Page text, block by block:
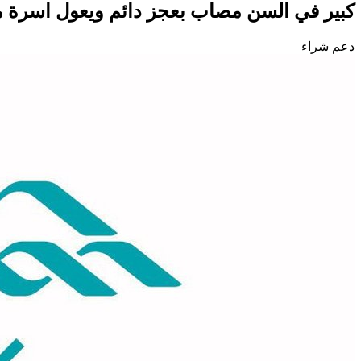
كبير في السن مصاب بعجز دائم ويعول اسرة من 7
دعم شراء